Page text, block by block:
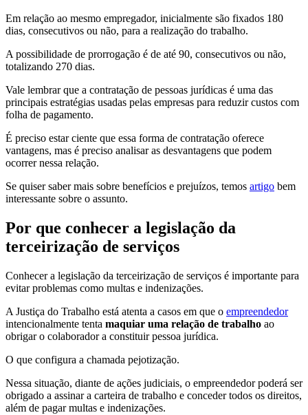
Em relação ao mesmo empregador, inicialmente são fixados 180
dias, consecutivos ou não, para a realização do trabalho.
A possibilidade de prorrogação é de até 90, consecutivos ou não,
totalizando 270 dias.
Vale lembrar que a contratação de pessoas jurídicas é uma das
principais estratégias usadas pelas empresas para reduzir custos com
folha de pagamento.
É preciso estar ciente que essa forma de contratação oferece
vantagens, mas é preciso analisar as desvantagens que podem
ocorrer nessa relação.
Se quiser saber mais sobre benefícios e prejuízos, temos artigo bem
interessante sobre o assunto.
Por que conhecer a legislação da
terceirização de serviços
Conhecer a legislação da terceirização de serviços é importante para
evitar problemas como multas e indenizações.
A Justiça do Trabalho está atenta a casos em que o empreendedor
intencionalmente tenta maquiar uma relação de trabalho ao
obrigar o colaborador a constituir pessoa jurídica.
O que configura a chamada pejotização.
Nessa situação, diante de ações judiciais, o empreendedor poderá ser
obrigado a assinar a carteira de trabalho e conceder todos os direitos,
além de pagar multas e indenizações.